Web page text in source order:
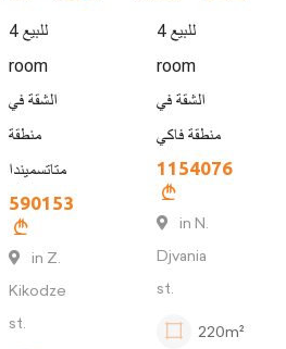
للبيع 4
room
الشقة في
منطقة
متاتسميندا
590153
in Z.
Kikodze
st.
للبيع 4
room
الشقة في
منطقة فاكي
1154076
in N.
Djvania
st.
220m²